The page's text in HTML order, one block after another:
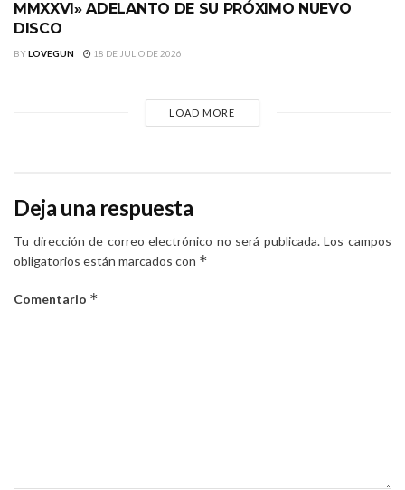
MMXXVI» ADELANTO DE SU PRÓXIMO NUEVO
DISCO
BYLOVEGUN 18 DE JULIO DE 2026
LOAD MORE
Deja una respuesta
Tu dirección de correo electrónico no será publicada. Los campos
obligatorios están marcados con *
Comentario *